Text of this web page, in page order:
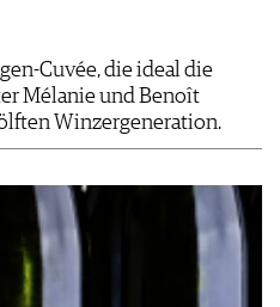
Cuvée, die ideal die
Mélanie und Benoît
Winzergeneration.